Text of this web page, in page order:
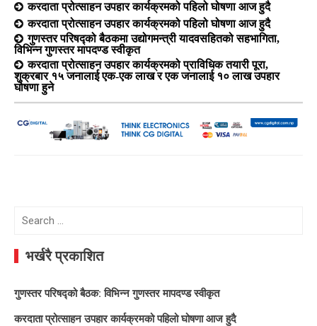
करदाता प्रोत्साहन उपहार कार्यक्रमको पहिलो घोषणा आज हुदै
करदाता प्रोत्साहन उपहार कार्यक्रमको पहिलो घोषणा आज हुदै
गुणस्तर परिषद्को बैठकमा उद्योगमन्त्री यादवसहितको सहभागिता,
विभिन्न गुणस्तर मापदण्ड स्वीकृत
करदाता प्रोत्साहन उपहार कार्यक्रमको प्राविधिक तयारी पूरा,
शुक्रबार १५ जनालाई एक-एक लाख र एक जनालाई १० लाख उपहार
घोषणा हुने
Search
भर्खरै प्रकाशित
गुणस्तर परिषद्को बैठक: विभिन्न गुणस्तर मापदण्ड स्वीकृत
करदाता प्रोत्साहन उपहार कार्यक्रमको पहिलो घोषणा आज हुदै